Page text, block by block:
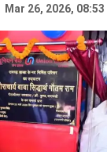
Mar 26, 2026, 08:53